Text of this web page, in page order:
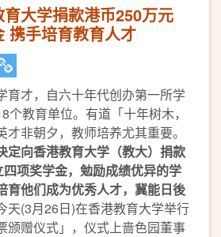
大学捐款港币250万元
携手培育教育人才
育才，自六十年代创办第一所学
个教育单位。有道「十年树木，
非朝夕，教师培养尤其重要。
定向香港教育大学（教大） 捐款
项奖学金，勉励成绩优异的学
育他们成为优秀人才，冀能日後
天(3月26日)在香港教育大学举行
颁赠仪式」，仪式上啬色园董事